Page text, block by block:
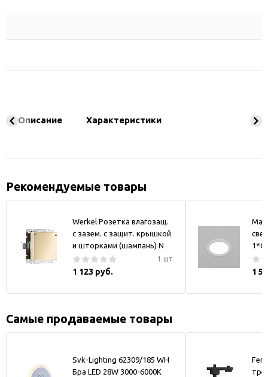
Описание Характеристики
Рекомендуемые товары
Werkel Розетка влагозащ.
с зазем. с защит. крышкой
и шторками (шампань) N
1 шт
1 123 руб. 1
Самые продаваемые товары
Svk-Lighting 62309/185 WH
Бра LED 28W 3000-6000K